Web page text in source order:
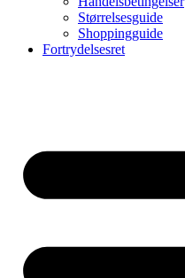
Størrelsesguide
Shoppingguide
Fortrydelsesret